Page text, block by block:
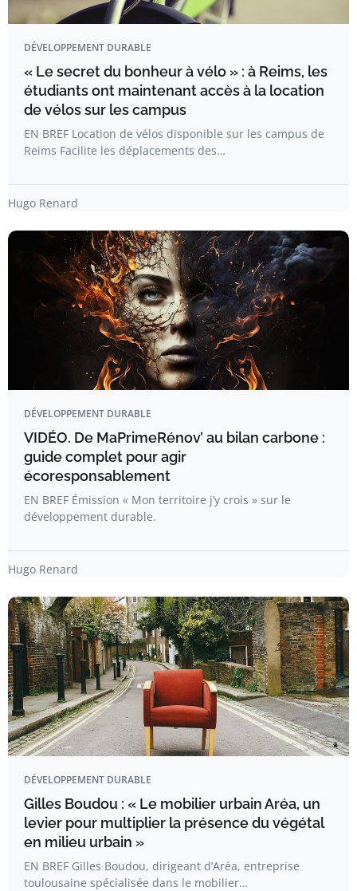
DÉVELOPPEMENT DURABLE
« Le secret du bonheur à vélo » : à Reims, les
étudiants ont maintenant accès à la location
de vélos sur les campus
EN BREF Location de vélos disponible sur les campus de
Reims Facilite les déplacements des…
Hugo Renard
DÉVELOPPEMENT DURABLE
VIDÉO. De MaPrimeRénov’ au bilan carbone :
guide complet pour agir
écoresponsablement
EN BREF Émission « Mon territoire j’y crois » sur le
développement durable.
Hugo Renard
DÉVELOPPEMENT DURABLE
Gilles Boudou : « Le mobilier urbain Aréa, un
levier pour multiplier la présence du végétal
en milieu urbain »
EN BREF Gilles Boudou, dirigeant d’Aréa, entreprise
toulousaine spécialisée dans le mobilier…